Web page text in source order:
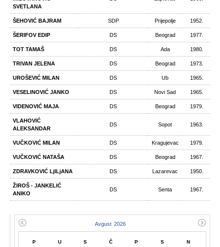
SVETLANA
ŠEHOVIĆ BAJRAM SDP Prijepolje 1952.
ŠERIFOV EDIP DS Beograd 1977.
TOT TAMAŠ DS Ada 1980.
TRIVAN JELENA DS Beograd 1973.
UROŠEVIĆ MILAN DS Ub 1965.
VESELINOVIĆ JANKO DS Novi Sad 1965.
VIDENOVIĆ MAJA DS Beograd 1979.
VLAHOVIĆ
ALEKSANDAR
DS Sopot 1963.
VUČKOVIĆ MILAN DS Kragujevac 1979.
VUČKOVIĆ NATAŠA DS Beograd 1967.
ZDRAVKOVIĆ LjILjANA DS Lazarevac 1950.
ŽIROŠ - JANKELIĆ
ANIKO
DS Senta 1967.
P U S Č P S N